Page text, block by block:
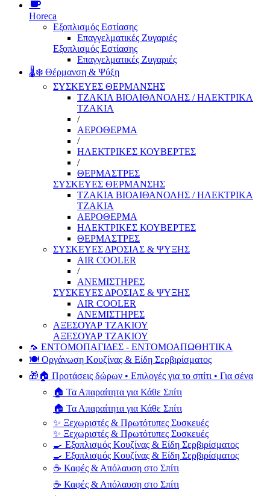
Horeca
Εξοπλισμός Εστίασης
Επαγγελματικές Ζυγαριές
Εξοπλισμός Εστίασης
Επαγγελματικές Ζυγαριές
🌡️❄️ Θέρμανση & Ψύξη
ΣΥΣΚΕΥΕΣ ΘΕΡΜΑΝΣΗΣ
ΤΖΑΚΙΑ ΒΙΟΑΙΘΑΝΟΛΗΣ / ΗΛΕΚΤΡΙΚΑ
ΤΖΑΚΙΑ
/
ΑΕΡΟΘΕΡΜΑ
/
ΗΛΕΚΤΡΙΚΕΣ ΚΟΥΒΕΡΤΕΣ
/
ΘΕΡΜΑΣΤΡΕΣ
ΣΥΣΚΕΥΕΣ ΘΕΡΜΑΝΣΗΣ
ΤΖΑΚΙΑ ΒΙΟΑΙΘΑΝΟΛΗΣ / ΗΛΕΚΤΡΙΚΑ
ΤΖΑΚΙΑ
ΑΕΡΟΘΕΡΜΑ
ΗΛΕΚΤΡΙΚΕΣ ΚΟΥΒΕΡΤΕΣ
ΘΕΡΜΑΣΤΡΕΣ
ΣΥΣΚΕΥΕΣ ΔΡΟΣΙΑΣ & ΨΥΞΗΣ
AIR COOLER
/
ΑΝΕΜΙΣΤΗΡΕΣ
ΣΥΣΚΕΥΕΣ ΔΡΟΣΙΑΣ & ΨΥΞΗΣ
AIR COOLER
ΑΝΕΜΙΣΤΗΡΕΣ
ΑΞΕΣΟΥΑΡ ΤΖΑΚΙΟΥ
ΑΞΕΣΟΥΑΡ ΤΖΑΚΙΟΥ
🦟 ΕΝΤΟΜΟΠΑΓΙΔΕΣ - ΕΝΤΟΜΟΑΠΩΘΗΤΙΚΑ
🍽️ Οργάνωση Κουζίνας & Είδη Σερβιρίσματος
🎁🏠 Προτάσεις δώρων • Επιλογές για το σπίτι • Για σένα
🏠 Τα Απαραίτητα για Κάθε Σπίτι
🏠 Τα Απαραίτητα για Κάθε Σπίτι
✨ Ξεχωριστές & Πρωτότυπες Συσκευές
✨ Ξεχωριστές & Πρωτότυπες Συσκευές
🍳 Εξοπλισμός Κουζίνας & Είδη Σερβιρίσματος
🍳 Εξοπλισμός Κουζίνας & Είδη Σερβιρίσματος
☕ Καφές & Απόλαυση στο Σπίτι
☕ Καφές & Απόλαυση στο Σπίτι